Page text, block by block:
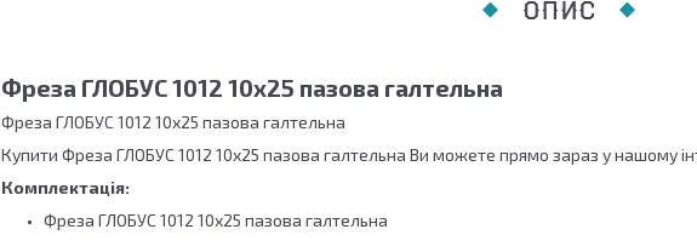
ОПИС
Фреза ГЛОБУС 1012 10x25 пазова галтельна
Фреза ГЛОБУС 1012 10x25 пазова галтельна
Купити Фреза ГЛОБУС 1012 10x25 пазова галтельна Ви можете прямо зараз у нашому
Комплектація:
Фреза ГЛОБУС 1012 10x25 пазова галтельна